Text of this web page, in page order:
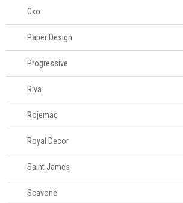
Oxo
Paper Design
Progressive
Riva
Rojemac
Royal Decor
Saint James
Scavone